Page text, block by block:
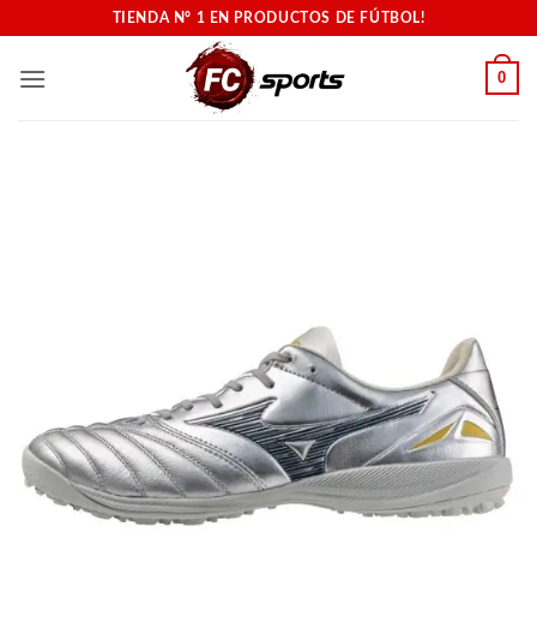
contenido
TIENDA N° 1 EN PRODUCTOS DE FÚTBOL!
0